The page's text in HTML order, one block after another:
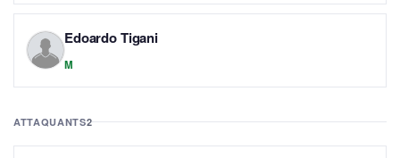
Edoardo Tigani
M
ATTAQUANTS2